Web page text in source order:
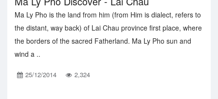
Ma Ly Pho is the land from him (from Him is dialect, refers to
the distant, way back) of Lai Chau province first place, where
the borders of the sacred Fatherland. Ma Ly Pho sun and
wind a ..
25/12/2014 2,324